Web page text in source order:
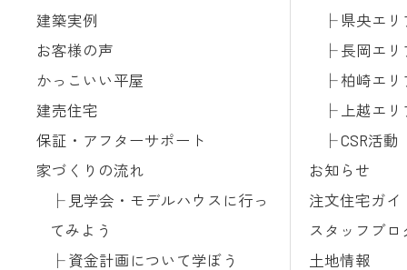
建築実例
お客様の声
かっこいい平屋
建売住宅
保証・アフターサポート
家づくりの流れ
見学会・モデルハウスに行っ
てみよう
資金計画について学ぼう
県央エリ
長岡エリ
柏崎エリ
上越エリ
CSR活動
お知らせ
注文住宅ガイ
スタッフブロ
土地情報